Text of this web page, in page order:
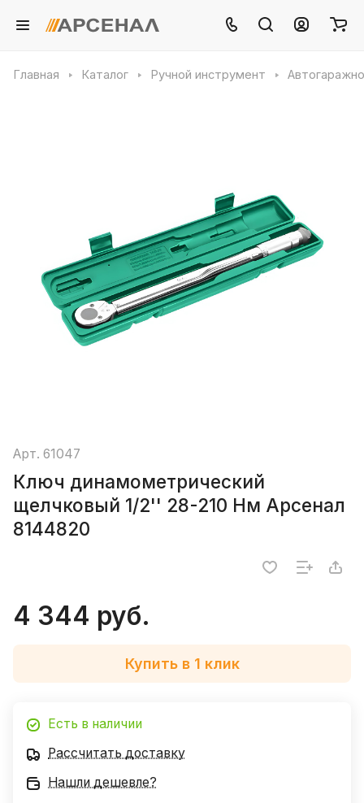
Главная Каталог Ручной инструмент
Арт. 61047
Ключ динамометрический
щелчковый 1/2'' 28-210 Нм Арсенал
8144820
4 344 руб.
Купить в 1 клик
Есть в наличии
Рассчитать доставку
Нашли дешевле?